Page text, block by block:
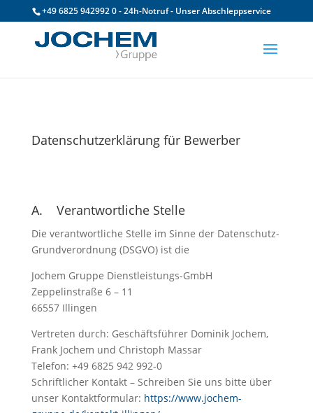
+49 6825 942992 0 - 24h-Notruf - Unser Abschleppservice
Datenschutzerklärung für Bewerber
A. Verantwortliche Stelle
Die verantwortliche Stelle im Sinne der Datenschutz-
Grundverordnung (DSGVO) ist die
Jochem Gruppe Dienstleistungs-GmbH
Zeppelinstraße 6 – 11
66557 Illingen
Vertreten durch: Geschäftsführer Dominik Jochem,
Frank Jochem und Christoph Massar
Telefon: +49 6825 942 992-0
Schriftlicher Kontakt – Schreiben Sie uns bitte über
unser Kontaktformular: https://www.jochem-